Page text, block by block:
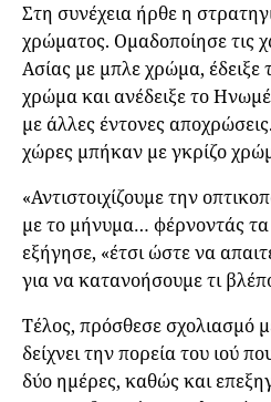
Στη συνέχεια ήρθε η
χρώματος. Ομαδοποίησε τις
Ασίας με μπλε χρώμα, έδειξε
χρώμα και ανέδειξε το
με άλλες έντονες
χώρες μπήκαν με γκρίζο
«Αντιστοιχίζουμε την
με το μήνυμα… φέρνοντάς τα
εξήγησε, «έτσι ώστε να
για να κατανοήσουμε τι
Τέλος, πρόσθεσε σχολιασμό
δείχνει την πορεία του ιού
δύο ημέρες, καθώς και